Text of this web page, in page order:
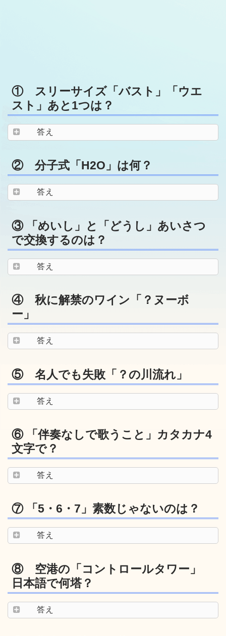
① スリーサイズ「バスト」「ウエ
スト」あと1つは？
答え
② 分子式「H2O」は何？
答え
③ 「めいし」と「どうし」あいさつ
で交換するのは？
答え
④ 秋に解禁のワイン「？ヌーボ
ー」
答え
⑤ 名人でも失敗「？の川流れ」
答え
⑥ 「伴奏なしで歌うこと」カタカナ4
文字で？
答え
⑦ 「5・6・7」素数じゃないのは？
答え
⑧ 空港の「コントロールタワー」
日本語で何塔？
答え